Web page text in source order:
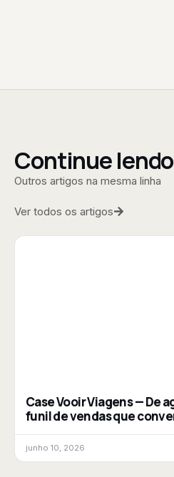
Continue lendo
Outros artigos na mesma linha
Ver todos os artigos
Case Vooir Viagens — De
funil de vendas que
junho 10, 2026